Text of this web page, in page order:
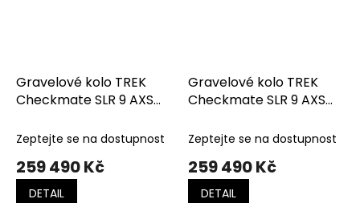
Gravelové kolo TREK
Checkmate SLR 9 AXS
Grey Pearl
Zeptejte se na dostupnost
259 490 Kč
DETAIL
Gravelové kolo TREK
Checkmate SLR 9 AXS
Deep Smoke
Zeptejte se na dostupnost
259 490 Kč
DETAIL